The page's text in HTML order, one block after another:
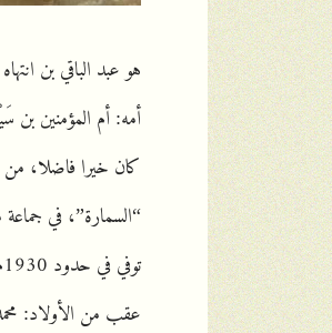
هو عبد الباقي بن
أمه: أم المؤمنين بن
كان خيرا فاضلا، من
“السمارة”، في
توفي في حدود 1930م ودفن في مقبرة أتْويْزكتْ شمالي مدينة أطار ب 15 كلم.
عقب من الأولاد: